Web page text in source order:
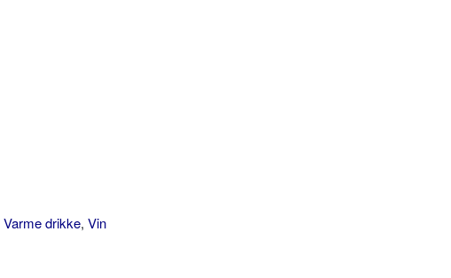
Varme drikke, Vin